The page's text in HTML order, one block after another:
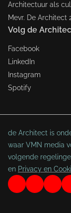
Architectuur als
Mevr. De Architect
Volg de
Facebook
LinkedIn
Instagram
Spotify
de Architect is
waar VMN media
volgende
en Privacy en